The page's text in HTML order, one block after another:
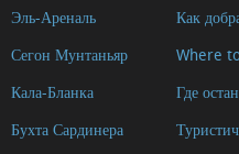
ЛЕКАРСТВЕННЫЕ
ТРАВЫ
И
ЭКОЛОГИЧЕСКИ
Эль-Ареналь
Сегон Мунтаньяр
Кала-Бланка
Бухта Сардинера
Как
Where
Где